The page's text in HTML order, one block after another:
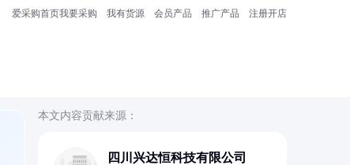
爱采购首页我要采购 我有货源 会员产品 推广产品 注册开店
本文内容贡献来源：
四川兴达恒科技有限公司